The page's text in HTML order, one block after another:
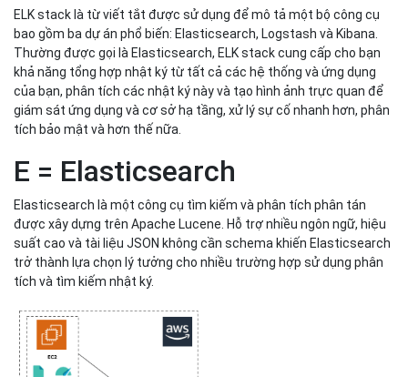
ELK stack là từ viết tắt được sử dụng để mô tả một bộ công cụ
bao gồm ba dự án phổ biến: Elasticsearch, Logstash và Kibana.
Thường được gọi là Elasticsearch, ELK stack cung cấp cho bạn
khả năng tổng hợp nhật ký từ tất cả các hệ thống và ứng dụng
của bạn, phân tích các nhật ký này và tạo hình ảnh trực quan để
giám sát ứng dụng và cơ sở hạ tầng, xử lý sự cố nhanh hơn, phân
tích bảo mật và hơn thế nữa.
E = Elasticsearch
Elasticsearch là một công cụ tìm kiếm và phân tích phân tán
được xây dựng trên Apache Lucene. Hỗ trợ nhiều ngôn ngữ, hiệu
suất cao và tài liệu JSON không cần schema khiến Elasticsearch
trở thành lựa chọn lý tưởng cho nhiều trường hợp sử dụng phân
tích và tìm kiếm nhật ký.